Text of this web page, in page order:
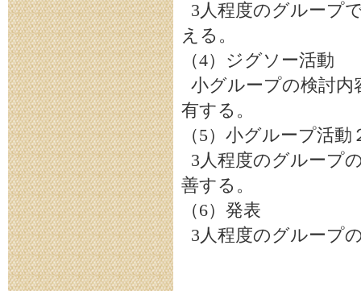
3人程度のグループ
える。
（4）ジグソー活動
小グループの検討内
有する。
（5）小グループ活動
3人程度のグループ
善する。
（6）発表
3人程度のグループ